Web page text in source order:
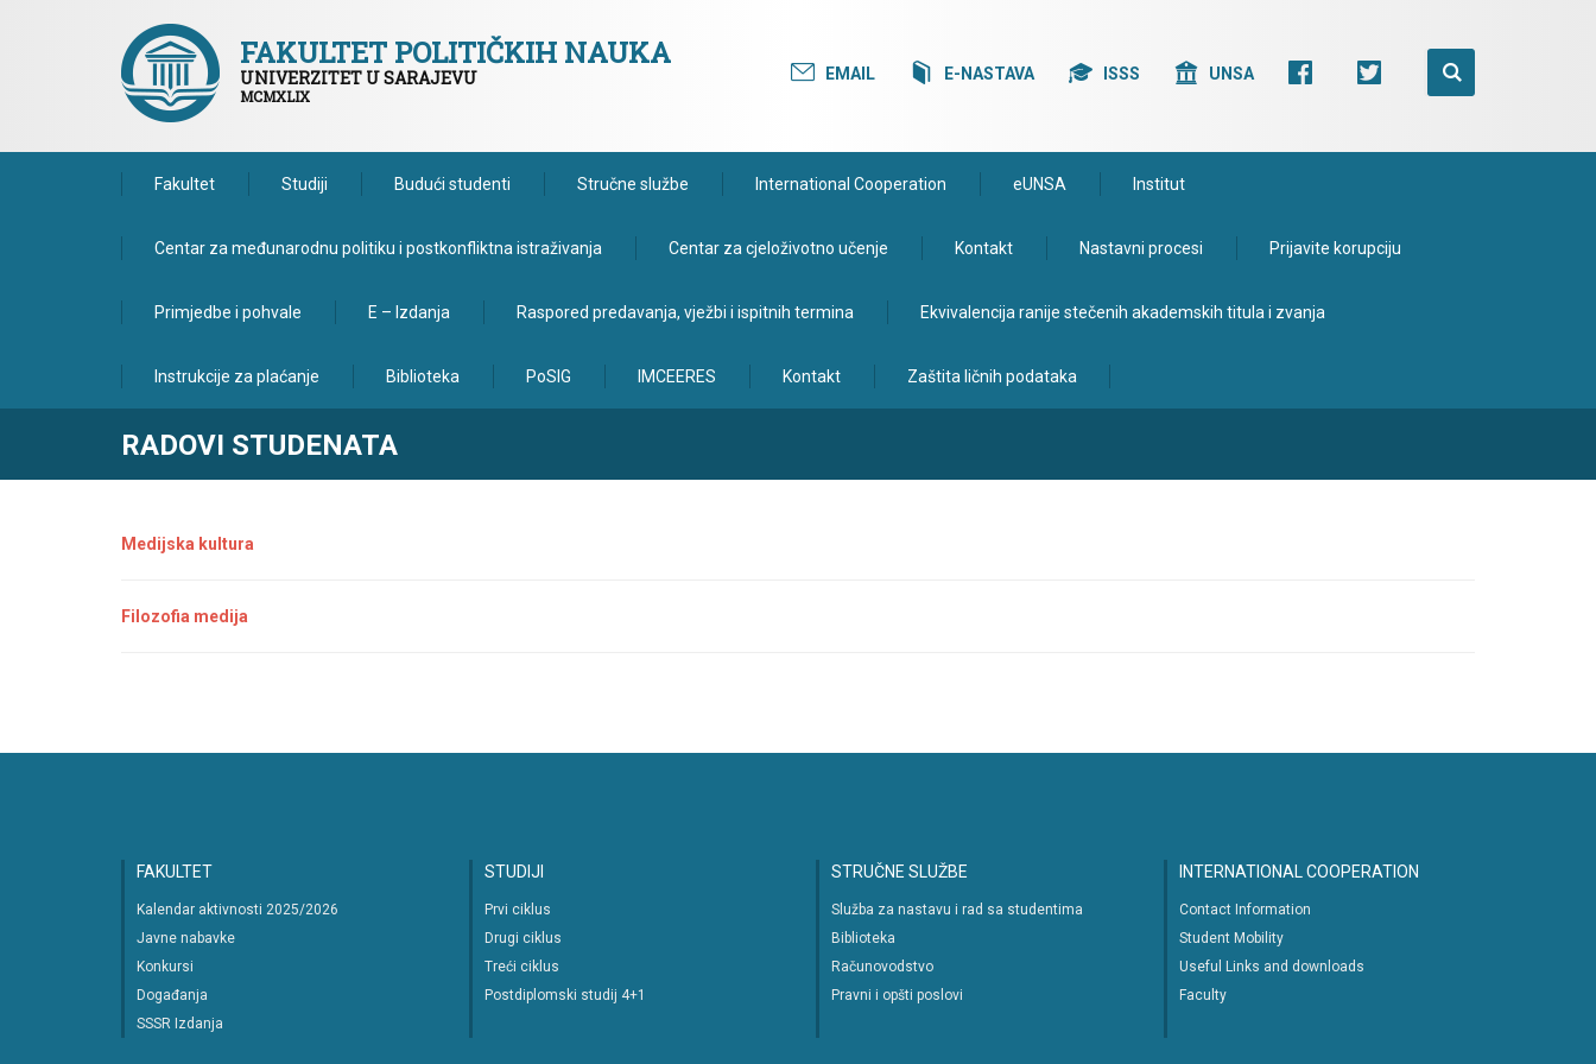
FAKULTET POLITIČKIH NAUKA
UNIVERZITET U SARAJEVU
MCMXLIX
EMAIL E-NASTAVA ISSS UNSA
Fakultet Studiji Budući studenti Stručne službe International Cooperation eUNSA Institut
Centar za međunarodnu politiku i postkonfliktna istraživanja Centar za cjeloživotno učenje Kontakt Nastavni procesi Prijavite korupciju
Primjedbe i pohvale E – Izdanja Raspored predavanja, vježbi i ispitnih termina Ekvivalencija ranije stečenih akademskih titula i zvanja
Instrukcije za plaćanje Biblioteka PoSIG IMCEERES Kontakt Zaštita ličnih podataka
RADOVI STUDENATA
Medijska kultura
Filozofia medija
FAKULTET
Kalendar aktivnosti 2025/2026
Javne nabavke
Konkursi
Događanja
SSSR Izdanja
STUDIJI
Prvi ciklus
Drugi ciklus
Treći ciklus
Postdiplomski studij 4+1
STRUČNE SLUŽBE
Služba za nastavu i rad sa studentima
Biblioteka
Računovodstvo
Pravni i opšti poslovi
INTERNATIONAL COOPERATION
Contact Information
Student Mobility
Useful Links and downloads
Faculty